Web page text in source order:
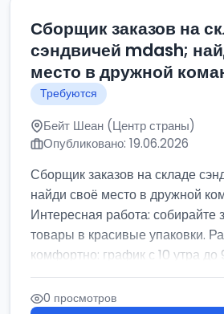
Сборщик заказов на
сэндвичей mdash;
место в дружной
Требуются
Бейт Шеан (Центр страны)
Опубликовано: 19.06.2026
Сборщик заказов на складе
найди своё место в дружной
Интересная работа: собирайте
товары в красивые упаковки.
комфортно: график с 10 утра до
0 просмотров